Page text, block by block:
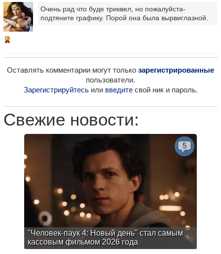
7
Очень рад что буде триквел, но пожалуйста-
подтяните графику. Порой она была вырвиглазной.
Оставлять комментарии могут только зарегистрированные
пользователи.
Зарегистрируйтесьили введитесвой ник и пароль.
Свежие новости:
"Человек-паук 4: Новый день" стал самым
кассовым фильмом 2026 года
5